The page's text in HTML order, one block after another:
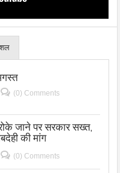
(0) Comments
जाने पर सरकार सख्त,
की मांग
(0) Comments